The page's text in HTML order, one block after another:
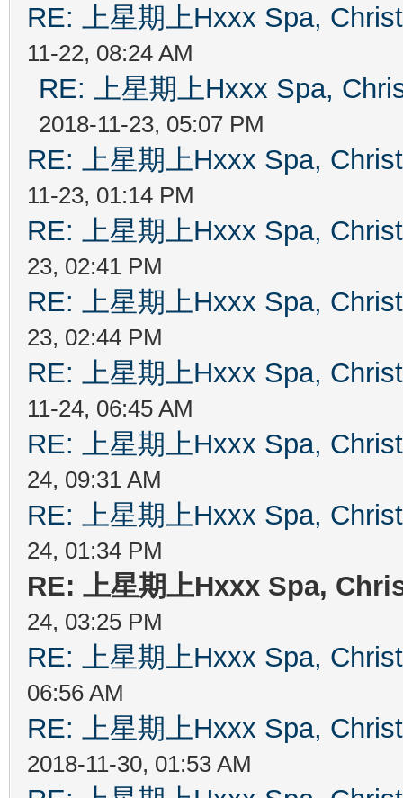
RE: 上星期上Hxxx Spa,
11-22, 08:24 AM
RE: 上星期上Hxxx Spa,
2018-11-23, 05:07 PM
RE: 上星期上Hxxx Spa,
11-23, 01:14 PM
RE: 上星期上Hxxx Spa,
23, 02:41 PM
RE: 上星期上Hxxx Spa,
23, 02:44 PM
RE: 上星期上Hxxx Spa,
11-24, 06:45 AM
RE: 上星期上Hxxx Spa,
24, 09:31 AM
RE: 上星期上Hxxx Spa,
24, 01:34 PM
RE: 上星期上Hxxx Spa,
24, 03:25 PM
RE: 上星期上Hxxx Spa,
06:56 AM
RE: 上星期上Hxxx Spa,
2018-11-30, 01:53 AM